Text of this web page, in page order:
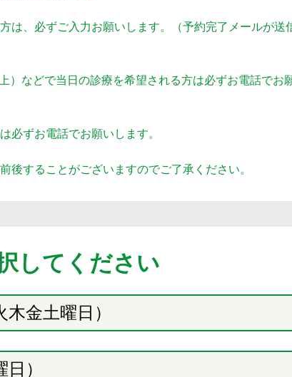
は、必ずご入力お願いします。（予約完了メールが送
）などで当日の診療を希望される方は必ずお電話でお
必ずお電話でお願いします。
後することがございますのでご了承ください。
してください
金土曜日）
）